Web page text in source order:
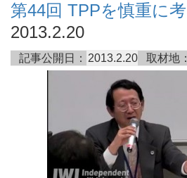
第44回 TPPを慎重に
2013.2.20
記事公開日： 2013.2.20 取材地：